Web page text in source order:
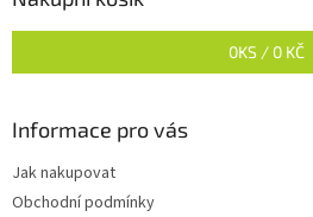
0KS / 0 KČ
Informace pro vás
Jak nakupovat
Obchodní podmínky